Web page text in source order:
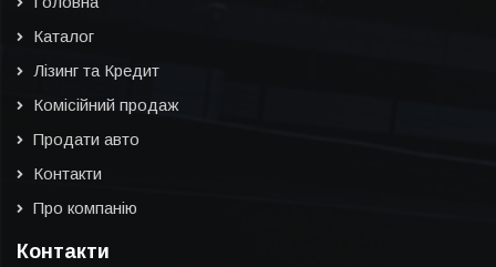
Каталог
Лізинг та Кредит
Комісійний продаж
Продати авто
Контакти
Про компанію
Контакти